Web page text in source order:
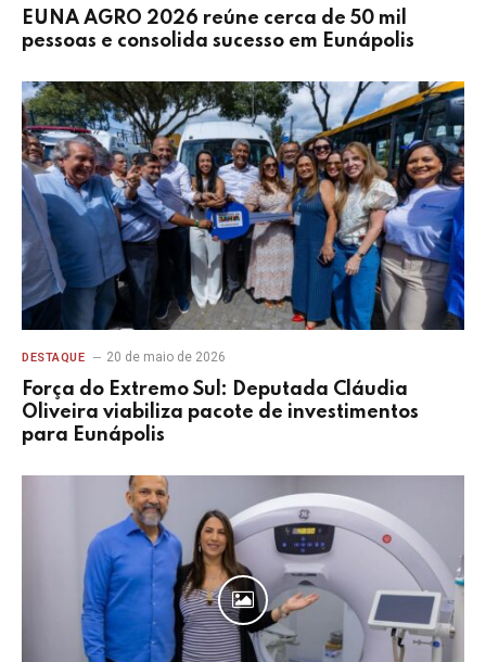
EUNA AGRO 2026 reúne cerca de 50 mil
pessoas e consolida sucesso em Eunápolis
DESTAQUE 20 de maio de 2026
Força do Extremo Sul: Deputada Cláudia
Oliveira viabiliza pacote de investimentos
para Eunápolis